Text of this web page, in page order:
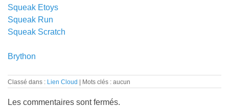
Squeak Etoys
Squeak Run
Squeak Scratch
Brython
Classé dans : Lien Cloud Mots clés : aucun
Les commentaires sont fermés.